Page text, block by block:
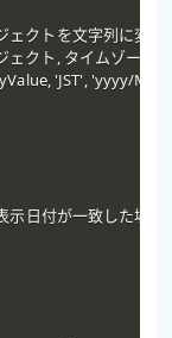
ェクトを文字列に変換
ェクト, タイムゾー
'JST', 'yyyy/MM/
示日付が一致した場